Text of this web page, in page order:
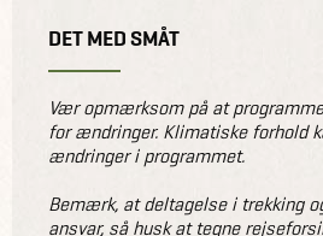
DET MED SMÅT
Vær opmærksom på at
for ændringer. Klimatiske forhold
ændringer i programmet.
Bemærk, at deltagelse i trekking
ansvar, så husk at tegne